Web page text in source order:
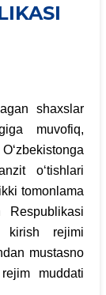
shaxslar
muvofiq,
o‘tishlari
tomonlama
Respublikasi
kirish rejimi
mustasno
muddati